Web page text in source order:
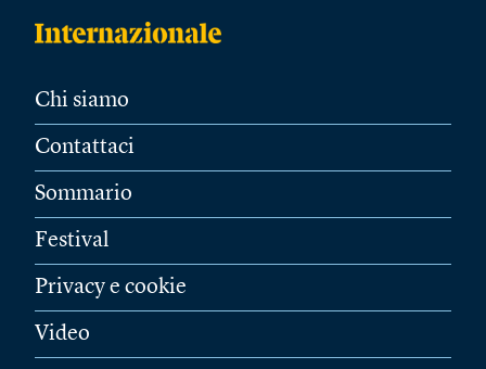
Chi siamo
Contattaci
Sommario
Festival
Privacy e cookie
Video